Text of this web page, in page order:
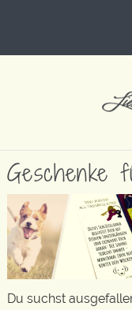
Geschenke
Du suchst